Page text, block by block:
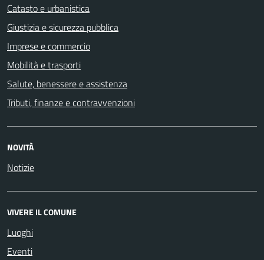
Catasto e urbanistica
Giustizia e sicurezza pubblica
Imprese e commercio
Mobilità e trasporti
Salute, benessere e assistenza
Tributi, finanze e contravvenzioni
NOVITÀ
Notizie
VIVERE IL COMUNE
Luoghi
Eventi